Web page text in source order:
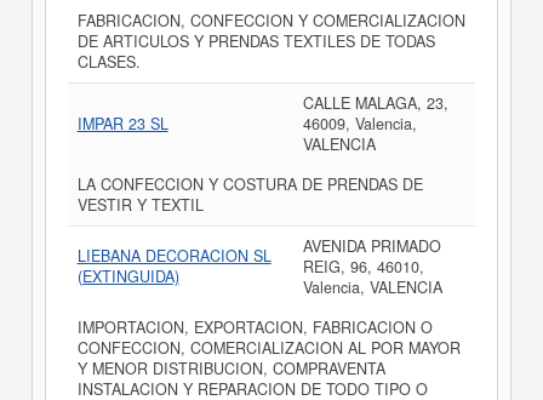
FABRICACION, CONFECCION Y COMERCIALIZACION
DE ARTICULOS Y PRENDAS TEXTILES DE TODAS
CLASES.
IMPAR 23 SL
CALLE MALAGA, 23,
46009, Valencia,
VALENCIA
LA CONFECCION Y COSTURA DE PRENDAS DE
VESTIR Y TEXTIL
LIEBANA DECORACION SL
(EXTINGUIDA)
AVENIDA PRIMADO
REIG, 96, 46010,
Valencia, VALENCIA
IMPORTACION, EXPORTACION, FABRICACION O
CONFECCION, COMERCIALIZACION AL POR MAYOR
Y MENOR DISTRIBUCION, COMPRAVENTA
INSTALACION Y REPARACION DE TODO TIPO O